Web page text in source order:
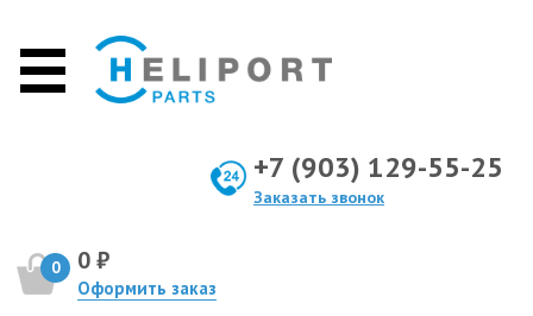
+7 (903) 129-55-25
Заказать звонок
0 0 ₽
Оформить заказ